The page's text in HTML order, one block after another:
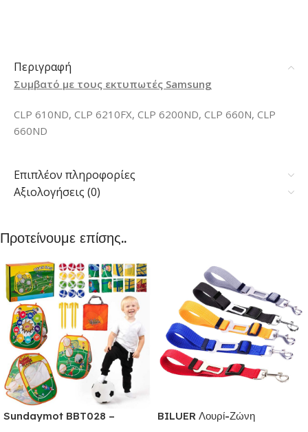
Περιγραφή
Συμβατό με τους εκτυπωτές Samsung
CLP 610ND, CLP 6210FX, CLP 6200ND, CLP 660N, CLP
660ND
Επιπλέον πληροφορίες
Αξιολογήσεις (0)
Προτείνουμε επίσης..
Sundaymot BBT028 –
BILUER Λουρί-Ζώνη